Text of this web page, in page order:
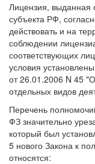
Лицензия, выданная
субъекта РФ,
действовать и на
соблюдении
соответствующих
условия
от 26.01.2006 N 45
отдельных видов
Перечень
ФЗ значительно
который был
5 нового Закона к
относятся: